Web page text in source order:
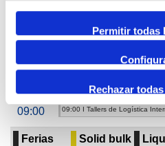
Permitir todas
Rechazar
Miércoles 24
11:00 11:00 Convocatòria premsa
09:00 09:00 I Tallers de Logística
Ferias Solid bulk